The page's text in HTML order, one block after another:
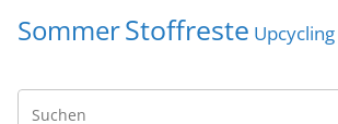
SommerStoffreste Upcycling